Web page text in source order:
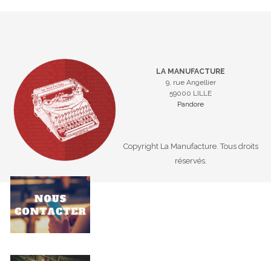
LA MANUFACTURE
9, rue Angellier
59000 LILLE
Pandore
Copyright La Manufacture. Tous droits
réservés.